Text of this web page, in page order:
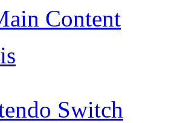
Content
Switch